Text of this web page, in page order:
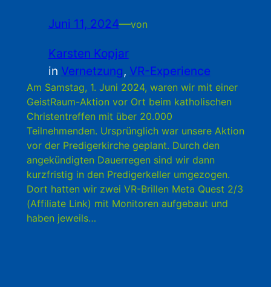
Juni 11, 2024—von
Karsten Kopjar
in Vernetzung, VR-Experience
Am Samstag, 1. Juni 2024, waren wir mit einer
GeistRaum-Aktion vor Ort beim katholischen
Christentreffen mit über 20.000
Teilnehmenden. Ursprünglich war unsere Aktion
vor der Predigerkirche geplant. Durch den
angekündigten Dauerregen sind wir dann
kurzfristig in den Predigerkeller umgezogen.
Dort hatten wir zwei VR-Brillen Meta Quest 2/3
(Affiliate Link) mit Monitoren aufgebaut und
haben jeweils…